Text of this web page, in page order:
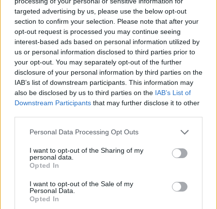
targeted advertising by us, please use the below opt-out
section to confirm your selection. Please note that after your
opt-out request is processed you may continue seeing
interest-based ads based on personal information utilized by
us or personal information disclosed to third parties prior to
your opt-out. You may separately opt-out of the further
disclosure of your personal information by third parties on the
IAB’s list of downstream participants. This information may
also be disclosed by us to third parties on the IAB’s List of
Downstream Participants that may further disclose it to other
Personal Data Processing Opt Outs
I want to opt-out of the Sharing of my
personal data.
Opted In
I want to opt-out of the Sale of my
Personal Data.
Opted In
XL
CHI CHI LONDON FIALOVÉ MIDI ŠATY